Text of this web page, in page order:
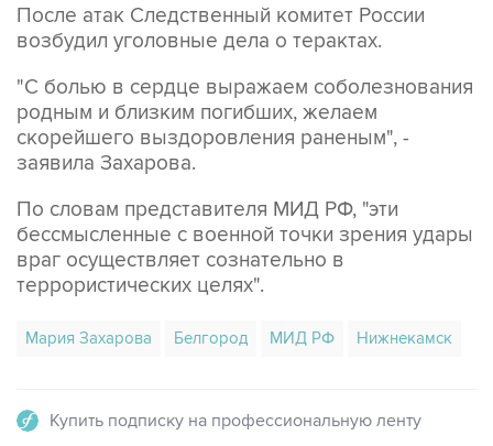
После атак Следственный комитет России
возбудил уголовные дела о терактах.
"С болью в сердце выражаем соболезнования
родным и близким погибших, желаем
скорейшего выздоровления раненым", -
заявила Захарова.
По словам представителя МИД РФ, "эти
бессмысленные с военной точки зрения удары
враг осуществляет сознательно в
террористических целях".
Мария Захарова Белгород МИД РФ Нижнекамск
Купить подписку на профессиональную ленту